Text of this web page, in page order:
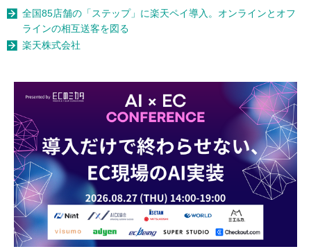
全国85店舗の「ステップ」に楽天ペイ導入。オンラインとオフ
ラインの相互送客を図る
楽天株式会社